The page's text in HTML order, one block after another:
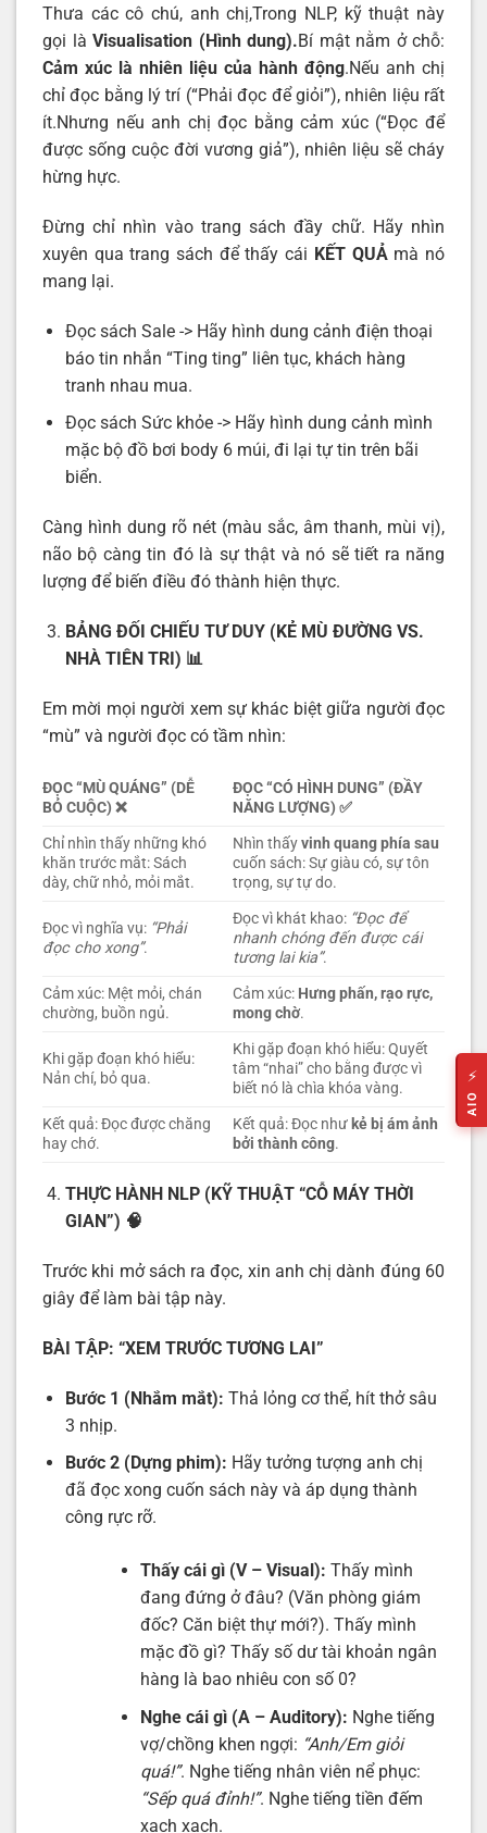
Thưa các cô chú, anh chị,Trong NLP, kỹ thuật này
gọi là Visualisation (Hình dung).Bí mật nằm ở chỗ:
Cảm xúc là nhiên liệu của hành động.Nếu anh chị
chỉ đọc bằng lý trí (“Phải đọc để giỏi”), nhiên liệu rất
ít.Nhưng nếu anh chị đọc bằng cảm xúc (“Đọc để
được sống cuộc đời vương giả”), nhiên liệu sẽ cháy
hừng hực.
Đừng chỉ nhìn vào trang sách đầy chữ. Hãy nhìn
xuyên qua trang sách để thấy cái KẾT QUẢmà nó
mang lại.
Đọc sách Sale -> Hãy hình dung cảnh điện thoại
báo tin nhắn “Ting ting” liên tục, khách hàng
tranh nhau mua.
Đọc sách Sức khỏe -> Hãy hình dung cảnh mình
mặc bộ đồ bơi body 6 múi, đi lại tự tin trên bãi
biển.
Càng hình dung rõ nét (màu sắc, âm thanh, mùi vị),
não bộ càng tin đó là sự thật và nó sẽ tiết ra năng
lượng để biến điều đó thành hiện thực.
BẢNG ĐỐI CHIẾU TƯ DUY (KẺ MÙ ĐƯỜNG VS.
NHÀ TIÊN TRI) 📊
Em mời mọi người xem sự khác biệt giữa người đọc
“mù” và người đọc có tầm nhìn:
ĐỌC “MÙ QUÁNG” (DỄ
BỎ CUỘC) ❌
ĐỌC “CÓ HÌNH DUNG” (ĐẦY
NĂNG LƯỢNG)✅
Chỉ nhìn thấy những khó
khăn trước mắt: Sách
dày, chữ nhỏ, mỏi mắt.
Nhìn thấyvinh quang phía sau
cuốn sách: Sự giàu có, sự tôn
trọng, sự tự do.
Đọc vì nghĩa vụ: “Phải
đọc cho xong”.
Đọc vì khát khao: “Đọc để
nhanh chóng đến được cái
tương lai kia”.
Cảm xúc: Mệt mỏi, chán
chường, buồn ngủ.
Cảm xúc: Hưng phấn, rạo rực,
mong chờ.
Khi gặp đoạn khó hiểu:
Nản chí, bỏ qua.
Khi gặp đoạn khó hiểu: Quyết
tâm “nhai” cho bằng được vì
biết nó là chìa khóa vàng.
Kết quả: Đọc được chăng
hay chớ.
Kết quả: Đọc nhưkẻ bị ám ảnh
bởi thành công.
THỰC HÀNH NLP (KỸ THUẬT “CỖ MÁY THỜI
GIAN”) 🧠
Trước khi mở sách ra đọc, xin anh chị dành đúng 60
giây để làm bài tập này.
BÀI TẬP: “XEM TRƯỚC TƯƠNG LAI”
Bước 1 (Nhắm mắt): Thả lỏng cơ thể, hít thở sâu
3 nhịp.
Bước 2 (Dựng phim): Hãy tưởng tượng anh chị
đã đọc xong cuốn sách này và áp dụng thành
công rực rỡ.
Thấy cái gì (V – Visual): Thấy mình
đang đứng ở đâu? (Văn phòng giám
đốc? Căn biệt thự mới?). Thấy mình
mặc đồ gì? Thấy số dư tài khoản ngân
hàng là bao nhiêu con số 0?
Nghe cái gì (A – Auditory): Nghe tiếng
vợ/chồng khen ngợi: “Anh/Em giỏi
quá!”. Nghe tiếng nhân viên nể phục:
“Sếp quá đỉnh!”. Nghe tiếng tiền đếm
xạch xạch.
⚡
AIO